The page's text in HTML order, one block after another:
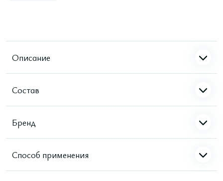
Описание
Состав
Бренд
Способ применения